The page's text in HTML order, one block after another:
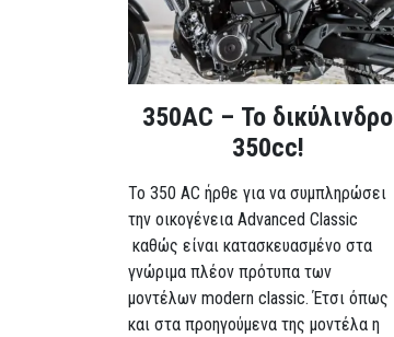
350AC – Το δικύλινδρο
350cc!
To 350 AC ήρθε για να συμπληρώσει
την οικογένεια Advanced Classic
καθώς είναι κατασκευασμένο στα
γνώριμα πλέον πρότυπα των
μοντέλων modern classic. Έτσι όπως
και στα προηγούμενα της μοντέλα η